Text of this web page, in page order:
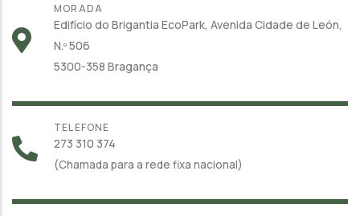
MORADA
Edifício do Brigantia EcoPark, Avenida Cidade de León,
N.º 506
5300-358 Bragança
TELEFONE
273 310 374
(Chamada para a rede fixa nacional)